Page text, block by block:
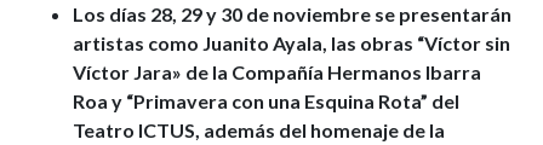
Los días 28, 29 y 30 de noviembre se presentarán
artistas como Juanito Ayala, las obras “Víctor sin
Víctor Jara» de la Compañía Hermanos Ibarra
Roa y “Primavera con una Esquina Rota” del
Teatro ICTUS, además del homenaje de la